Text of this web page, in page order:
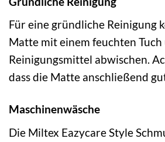
Für eine gründliche Reinigung
Matte mit einem feuchten
Reinigungsmittel abwischen.
dass die Matte anschließend
Maschinenwäsche
Die Miltex Eazycare Style